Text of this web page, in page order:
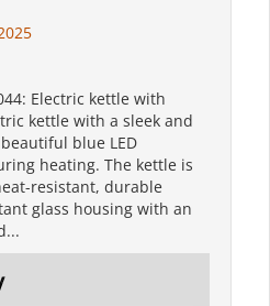
Electric kettle with
kettle with a sleek and
blue LED
heating. The kettle is
resistant, durable
glass housing with an